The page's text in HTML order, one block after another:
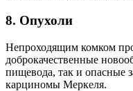
8. Опухоли
Непроходящим комком
доброкачественные
пищевода, так и опасные
карциномы Меркеля.